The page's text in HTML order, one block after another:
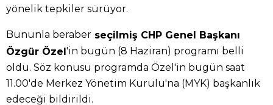
yönelik tepkiler sürüyor.
Bununla beraber seçilmiş CHP Genel Başkanı
Özgür Özel'in bugün (8 Haziran) programı belli
oldu. Söz konusu programda Özel'in bugün saat
11.00'de Merkez Yönetim Kurulu'na (MYK) başkanlık
edeceği bildirildi.